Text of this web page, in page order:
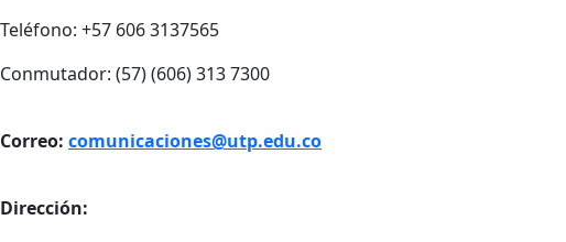
Teléfono: +57 606 3137565
Conmutador: (57) (606) 313 7300
Correo: comunicaciones@utp.edu.co
Dirección: